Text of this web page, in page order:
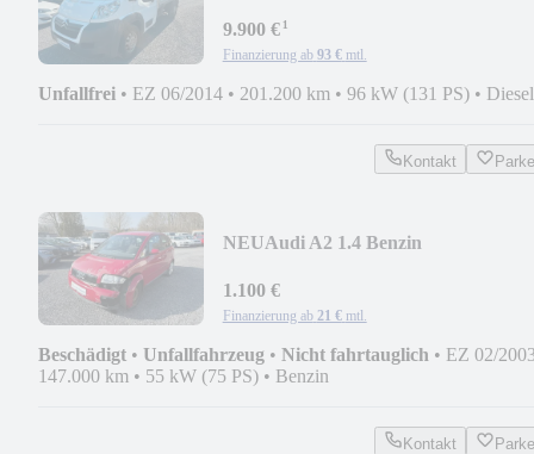
9.900 €¹
Finanzierung ab 93 € mtl.
Unfallfrei • EZ 06/2014 • 201.200 km • 96 kW (131 PS) • Diesel
Kontakt
NEUAudi A2 1.4 Benzin
1.100 €
Finanzierung ab 21 € mtl.
Beschädigt • Unfallfahrzeug • Nicht fahrtauglich • EZ 02/
147.000 km • 55 kW (75 PS) • Benzin
Kontakt